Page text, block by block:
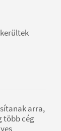
arra,
több cég